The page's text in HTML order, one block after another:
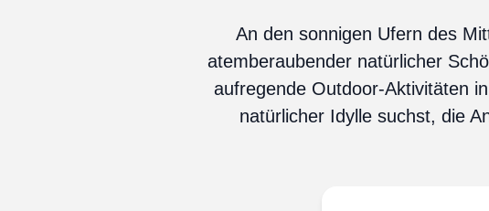
An den sonnigen Ufern des
atemberaubender natürlicher
aufregende Outdoor-Aktivitäten
natürlicher Idylle suchst, die